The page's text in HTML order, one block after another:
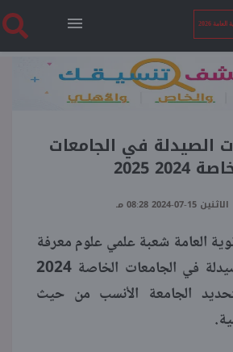
2026
الرئيسية
العامة 2026
فنجان قهوة
بوابة الطلبة
الصيدلة في الجامعات
2024 2025
الاثنين 15-07-2024 08:28 مـ
العامة شعبة علمي علوم معرفة
أسعار كليات الصيدلة في الجامعات الخاصة 2024
لتحديد الجامعة الأنسب من حيث